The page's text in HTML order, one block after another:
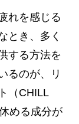
れを感じる
とき、多く
する方法を
るのが、リ
（CHILL
める成分が